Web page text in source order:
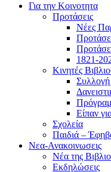
Για την Κοινοτητα
Προτάσεις
Νέες
1821-
Κινητές
Συλλογή
Είπαν
Σχολεία
Παιδιά –
Νεα-Ανακοινωσεις
Νέα της
Εκδηλώσεις